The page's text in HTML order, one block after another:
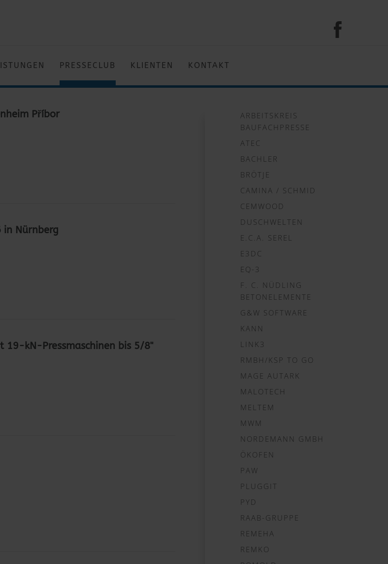
PRESSECLUB KLIENTEN KONTAKT
Příbor
in Nürnberg
19-kN-Pressmaschinen bis 5/8"
ARBEITSKREIS
BAUFACHPRESSE
ATEC
BACHLER
BRÖTJE
CAMINA / SCHMID
CEMWOOD
DUSCHWELTEN
E.C.A. SEREL
E3DC
EQ-3
F. C. NÜDLING
BETONELEMENTE
G&W SOFTWARE
KANN
LINK3
RMBH/KSP TO GO
MAGE AUTARK
MALOTECH
MELTEM
MWM
NORDEMANN GMBH
ÖKOFEN
PAW
PLUGGIT
PYD
RAAB-GRUPPE
REMEHA
REMKO